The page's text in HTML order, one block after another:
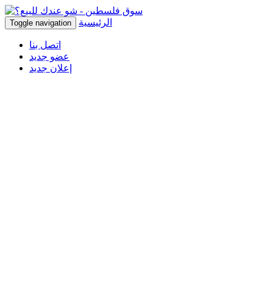
Toggle navigation الرئيسية
اتصل بنا
عضو جديد
إعلان جديد